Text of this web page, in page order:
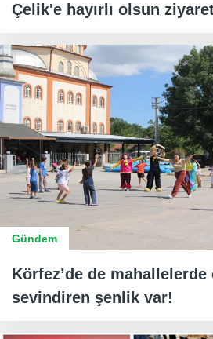
Çelik'e hayırlı olsun
Gündem
Körfez’de de mahallelerde
sevindiren şenlik var!